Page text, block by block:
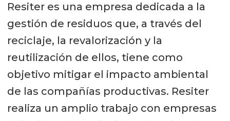
Resiter es una empresa dedicada a la
gestión de residuos que, a través del
reciclaje, la revalorización y la
reutilización de ellos, tiene como
objetivo mitigar el impacto ambiental
de las compañías productivas. Resiter
realiza un amplio trabajo con empresas